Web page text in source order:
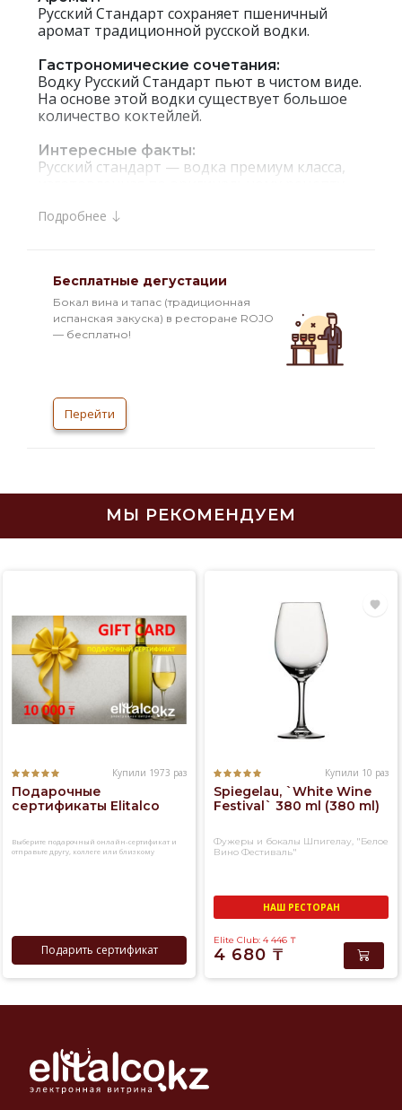
Русский Стандарт сохраняет пшеничный
аромат традиционной русской водки.
Гастрономические сочетания:
Водку Русский Стандарт пьют в чистом виде.
На основе этой водки существует большое
количество коктейлей.
Интересные факты:
Русский стандарт — водка премиум класса,
объясняется использованием чистейшей
форма бутылки заимствована у царь-
колокола, и напоминает его форму.
По итогам 2007 года Русский Стандарт занял
четвёртое место среди наиболее динамично
развивающихся глобальных алкогольных
брендов. Сейчас водка Русский Стандарт
В 1998 году компания `Русский стандарт`
презентовала новый бренд водки премиум
класса — «Русский станда
Подробнее
Бесплатные дегустации
Бокал вина и тапас (традиционная
испанская закуска) в ресторане ROJO
— бесплатно!
Перейти
МЫ РЕКОМЕНДУЕМ
Купили 1973 раз
Подарочные
сертификаты Elitalco
Выберите подарочный онлайн-сертификат и
отправьте другу, коллеге или близкому
Подарить сертификат
Купили 10 раз
Spiegelau, `White Wine
Festival` 380 ml (380 ml)
Фужеры и бокалы Шпигелау, "Белое
Вино Фестиваль"
НАШ РЕСТОРАН
Elite Club: 4 446 ₸
4 680 ₸